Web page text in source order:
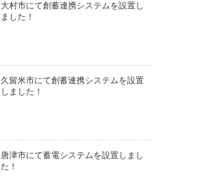
大村市にて創蓄連携システムを設置し
ました！
久留米市にて創蓄連携システムを設置
しました！
唐津市にて蓄電システムを設置しまし
た！